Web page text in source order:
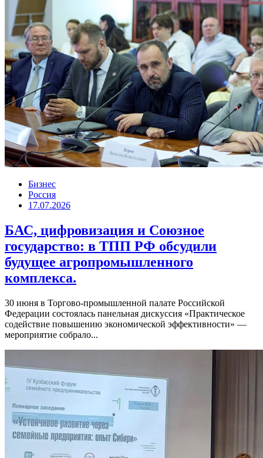
Бизнес
Россия
17.07.2026
БАС, цифровизация и Союзное
государство: в ТПП РФ обсудили
будущее агропромышленного
комплекса.
30 июня в Торгово-промышленной палате Российской
Федерации состоялась панельная дискуссия «Практическое
содействие повышению экономической эффективности» —
мероприятие собрало...